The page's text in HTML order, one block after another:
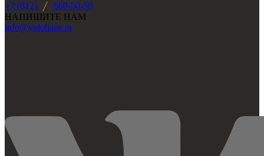
+7 (812)
660-50-50
НАПИШИТЕ НАМ
info@yolohaus.ru